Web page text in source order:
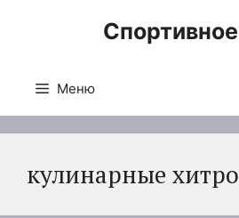
Меню
кулинарные